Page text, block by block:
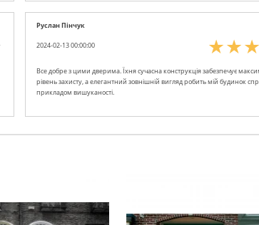
Руслан Пінчук
2024-02-13 00:00:00
Все добре з цими дверима. Їхня сучасна конструкція забезпечує
рівень захисту, а елегантний зовнішній вигляд робить мій будинок
прикладом вишуканості.